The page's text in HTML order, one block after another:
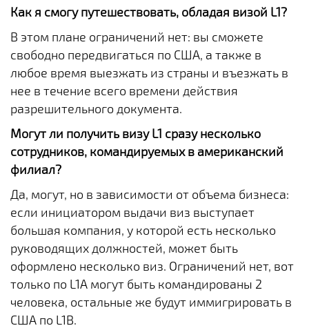
Как я смогу путешествовать, обладая визой L1?
В этом плане ограничений нет: вы сможете
свободно передвигаться по США, а также в
любое время выезжать из страны и въезжать в
нее в течение всего времени действия
разрешительного документа.
Могут ли получить визу L1 сразу несколько
сотрудников, командируемых в американский
филиал?
Да, могут, но в зависимости от объема бизнеса:
если инициатором выдачи виз выступает
большая компания, у которой есть несколько
руководящих должностей, может быть
оформлено несколько виз. Ограничений нет, вот
только по L1A могут быть командированы 2
человека, остальные же будут иммигрировать в
США по L1B.